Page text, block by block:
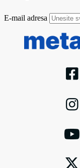
E-mail adresa